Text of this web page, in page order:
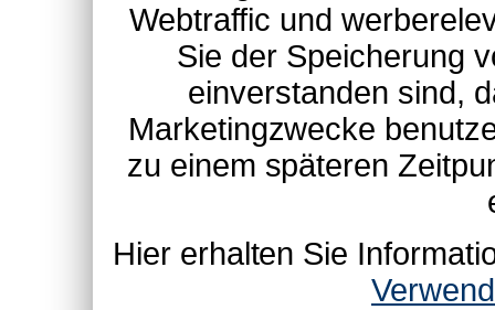
Webtraffic und
Sie der Speicherung
einverstanden sind,
Marketingzwecke
zu einem späteren
Hier erhalten Sie